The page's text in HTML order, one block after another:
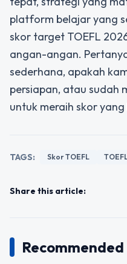
platform belajar yang
skor target TOEFL
angan-angan.
sederhana, apakah
persiapan, atau sudah
untuk meraih skor
TAGS: Skor TOEFL
Share this article:
Recommended